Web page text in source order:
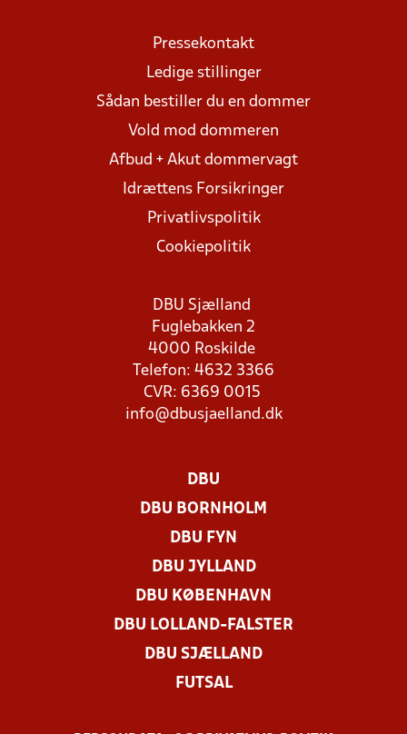
Pressekontakt
Ledige stillinger
Sådan bestiller du en dommer
Vold mod dommeren
Afbud + Akut dommervagt
Idrættens Forsikringer
Privatlivspolitik
Cookiepolitik
DBU Sjælland
Fuglebakken 2
4000 Roskilde
Telefon: 4632 3366
CVR: 6369 0015
info@dbusjaelland.dk
DBU
DBU BORNHOLM
DBU FYN
DBU JYLLAND
DBU KØBENHAVN
DBU LOLLAND-FALSTER
DBU SJÆLLAND
FUTSAL